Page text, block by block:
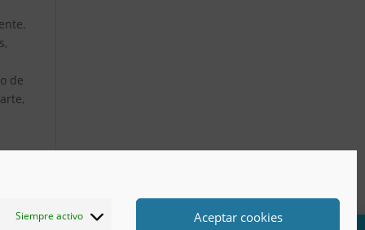
Siempre activo Aceptar cookies
de